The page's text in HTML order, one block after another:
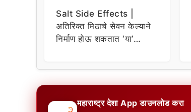
Salt Side Effects |
अतिरिक्त मिठाचे सेवन केल्याने
निर्माण होऊ शकतात ‘या’
महाराष्ट्र देशा App डाउनलोड करा